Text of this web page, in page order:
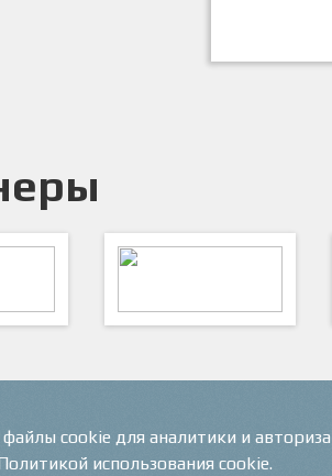
cookie для аналитики и
использования cookie.